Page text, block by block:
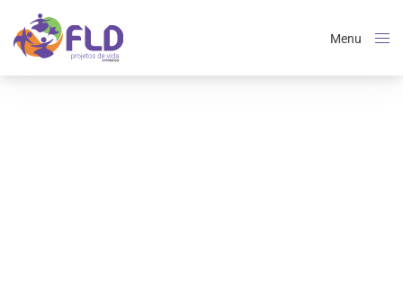
Menu